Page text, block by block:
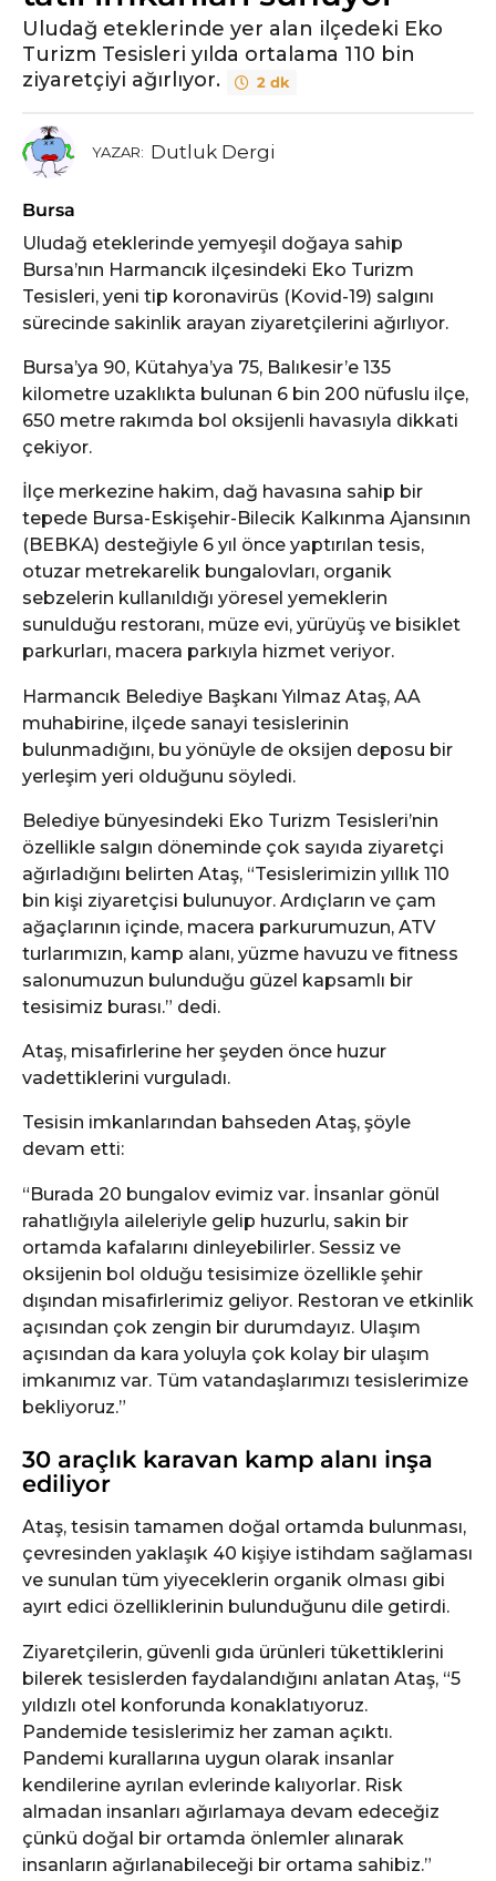
n
c
e
ı
ö
n
c
e
Uludağ eteklerinde yer alan ilçedeki Eko
Turizm Tesisleri yılda ortalama 110 bin
ziyaretçiyi ağırlıyor.
2 dk
YAZAR: Dutluk Dergi
Bursa
Uludağ eteklerinde yemyeşil doğaya sahip
Bursa’nın Harmancık ilçesindeki Eko Turizm
Tesisleri, yeni tip koronavirüs (Kovid-19) salgını
sürecinde sakinlik arayan ziyaretçilerini ağırlıyor.
Bursa’ya 90, Kütahya’ya 75, Balıkesir’e 135
kilometre uzaklıkta bulunan 6 bin 200 nüfuslu ilçe,
650 metre rakımda bol oksijenli havasıyla dikkati
çekiyor.
İlçe merkezine hakim, dağ havasına sahip bir
tepede Bursa-Eskişehir-Bilecik Kalkınma Ajansının
(BEBKA) desteğiyle 6 yıl önce yaptırılan tesis,
otuzar metrekarelik bungalovları, organik
sebzelerin kullanıldığı yöresel yemeklerin
sunulduğu restoranı, müze evi, yürüyüş ve bisiklet
parkurları, macera parkıyla hizmet veriyor.
Harmancık Belediye Başkanı Yılmaz Ataş, AA
muhabirine, ilçede sanayi tesislerinin
bulunmadığını, bu yönüyle de oksijen deposu bir
yerleşim yeri olduğunu söyledi.
Belediye bünyesindeki Eko Turizm Tesisleri’nin
özellikle salgın döneminde çok sayıda ziyaretçi
ağırladığını belirten Ataş, “Tesislerimizin yıllık 110
bin kişi ziyaretçisi bulunuyor. Ardıçların ve çam
ağaçlarının içinde, macera parkurumuzun, ATV
turlarımızın, kamp alanı, yüzme havuzu ve fitness
salonumuzun bulunduğu güzel kapsamlı bir
tesisimiz burası.” dedi.
Ataş, misafirlerine her şeyden önce huzur
vadettiklerini vurguladı.
Tesisin imkanlarından bahseden Ataş, şöyle
devam etti:
“Burada 20 bungalov evimiz var. İnsanlar gönül
rahatlığıyla aileleriyle gelip huzurlu, sakin bir
ortamda kafalarını dinleyebilirler. Sessiz ve
oksijenin bol olduğu tesisimize özellikle şehir
dışından misafirlerimiz geliyor. Restoran ve etkinlik
açısından çok zengin bir durumdayız. Ulaşım
açısından da kara yoluyla çok kolay bir ulaşım
imkanımız var. Tüm vatandaşlarımızı tesislerimize
bekliyoruz.”
30 araçlık karavan kamp alanı inşa
ediliyor
Ataş, tesisin tamamen doğal ortamda bulunması,
çevresinden yaklaşık 40 kişiye istihdam sağlaması
ve sunulan tüm yiyeceklerin organik olması gibi
ayırt edici özelliklerinin bulunduğunu dile getirdi.
Ziyaretçilerin, güvenli gıda ürünleri tükettiklerini
bilerek tesislerden faydalandığını anlatan Ataş, “5
yıldızlı otel konforunda konaklatıyoruz.
Pandemide tesislerimiz her zaman açıktı.
Pandemi kurallarına uygun olarak insanlar
kendilerine ayrılan evlerinde kalıyorlar. Risk
almadan insanları ağırlamaya devam edeceğiz
çünkü doğal bir ortamda önlemler alınarak
insanların ağırlanabileceği bir ortama sahibiz.”